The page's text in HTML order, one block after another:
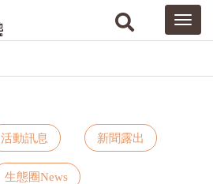
活動訊息 新聞露出
生態圈News